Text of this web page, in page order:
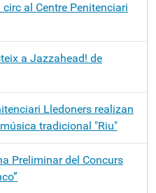
al Centre Penitenciari
a Jazzahead! de
Lledoners realizan
tradicional "Riu"
Preliminar del Concurs